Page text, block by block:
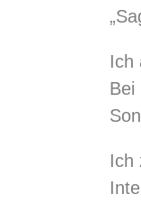
Ich
Bei
Ich